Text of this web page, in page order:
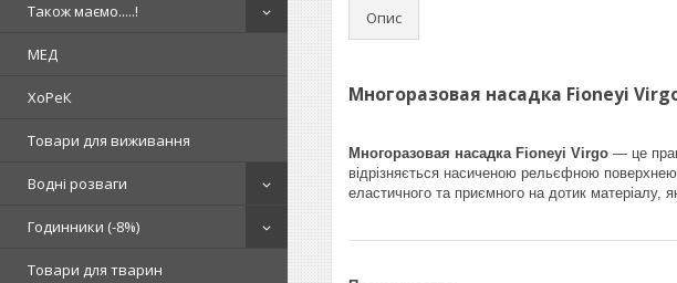
Також маємо.....!
МЕД
ХоРеК
Товари для виживання
Водні розваги
Годинники (-8%)
Товари для тварин
Опис
Многоразовая насадка Fioneyi
Многоразовая насадка Fioneyi Virgo — це
відрізняється насиченою рельєфною поверхнею
еластичного та приємного на дотик матеріалу,